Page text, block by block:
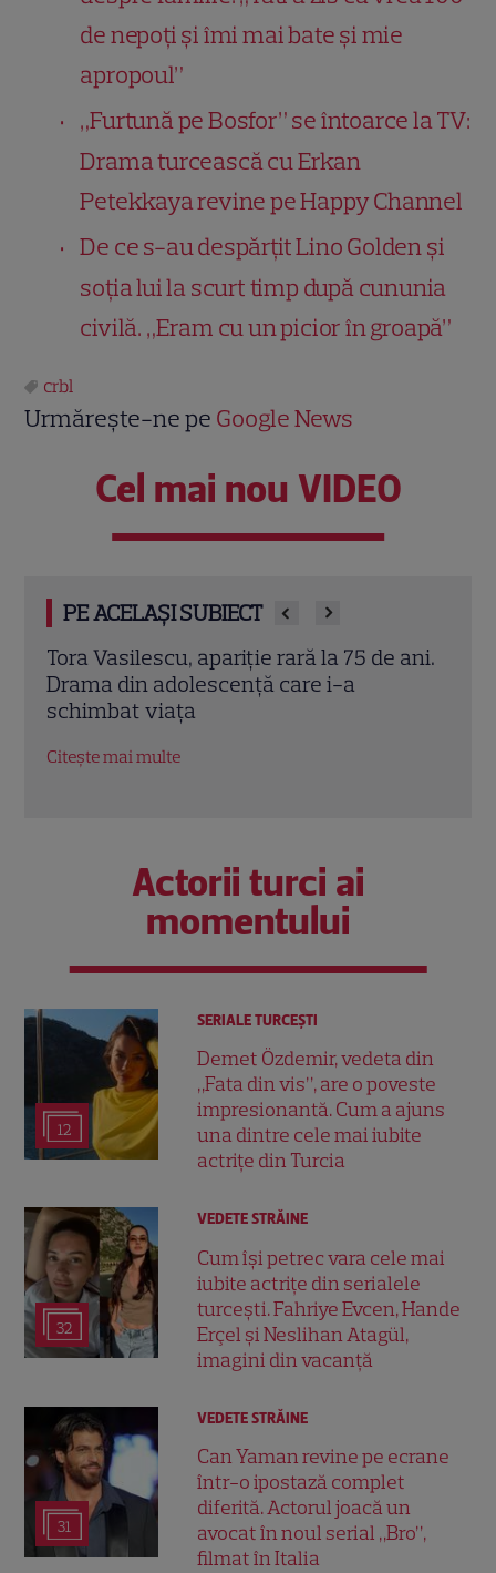
de nepoți și îmi mai bate și mie
apropoul”
„Furtună pe Bosfor” se întoarce la TV:
Drama turcească cu Erkan
Petekkaya revine pe Happy Channel
De ce s-au despărțit Lino Golden și
soția lui la scurt timp după cununia
civilă. „Eram cu un picior în groapă”
crbl
Urmărește-ne pe Google News
Cel mai nou VIDEO
PE ACELAȘI SUBIECT
Tora Vasilescu, apariție rară la 75 de ani.
Drama din adolescență care i-a
schimbat viața
Citește mai multe
Actorii turci ai
momentului
12
SERIALE TURCEŞTI
Demet Özdemir, vedeta din
„Fata din vis”, are o poveste
impresionantă. Cum a ajuns
una dintre cele mai iubite
actrițe din Turcia
32
VEDETE STRĂINE
Cum își petrec vara cele mai
iubite actrițe din serialele
turcești. Fahriye Evcen, Hande
Erçel și Neslihan Atagül,
imagini din vacanță
31
VEDETE STRĂINE
Can Yaman revine pe ecrane
într-o ipostază complet
diferită. Actorul joacă un
avocat în noul serial „Bro”,
filmat în Italia